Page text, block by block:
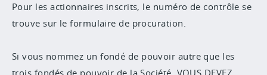
Pour les actionnaires inscrits, le numéro de contrôle se
trouve sur le formulaire de procuration.
Si vous nommez un fondé de pouvoir autre que les
trois fondés de pouvoir de la Société, VOUS DEVEZ